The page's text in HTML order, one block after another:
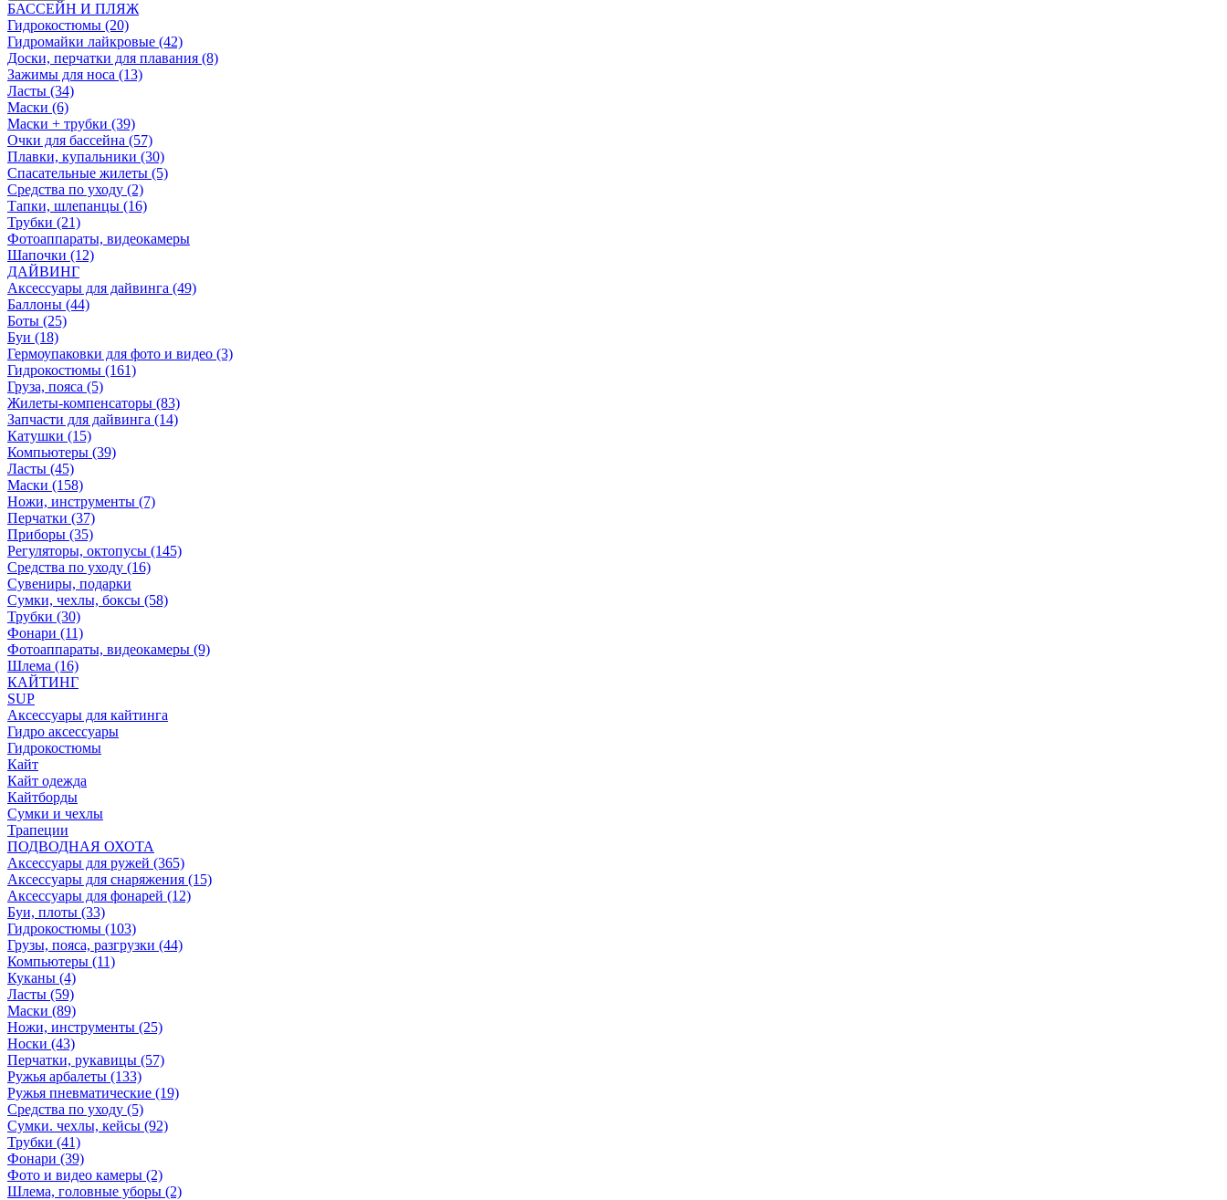
БАССЕЙН И ПЛЯЖ
Гидрокостюмы (20)
Гидромайки лайкровые (42)
Доски, перчатки для плавания (8)
Зажимы для носа (13)
Ласты (34)
Маски (6)
Маски + трубки (39)
Очки для бассейна (57)
Плавки, купальники (30)
Спасательные жилеты (5)
Средства по уходу (2)
Тапки, шлепанцы (16)
Трубки (21)
Фотоаппараты, видеокамеры
Шапочки (12)
ДАЙВИНГ
Аксессуары для дайвинга (49)
Баллоны (44)
Боты (25)
Буи (18)
Гермоупаковки для фото и видео (3)
Гидрокостюмы (161)
Груза, пояса (5)
Жилеты-компенсаторы (83)
Запчасти для дайвинга (14)
Катушки (15)
Компьютеры (39)
Ласты (45)
Маски (158)
Ножи, инструменты (7)
Перчатки (37)
Приборы (35)
Регуляторы, октопусы (145)
Средства по уходу (16)
Сувениры, подарки
Сумки, чехлы, боксы (58)
Трубки (30)
Фонари (11)
Фотоаппараты, видеокамеры (9)
Шлема (16)
КАЙТИНГ
SUP
Аксессуары для кайтинга
Гидро аксессуары
Гидрокостюмы
Кайт
Кайт одежда
Кайтборды
Сумки и чехлы
Трапеции
ПОДВОДНАЯ ОХОТА
Аксессуары для ружей (365)
Аксессуары для снаряжения (15)
Аксессуары для фонарей (12)
Буи, плоты (33)
Гидрокостюмы (103)
Грузы, пояса, разгрузки (44)
Компьютеры (11)
Куканы (4)
Ласты (59)
Маски (89)
Ножи, инструменты (25)
Носки (43)
Перчатки, рукавицы (57)
Ружья арбалеты (133)
Ружья пневматические (19)
Средства по уходу (5)
Сумки. чехлы, кейсы (92)
Трубки (41)
Фонари (39)
Фото и видео камеры (2)
Шлема, головные уборы (2)